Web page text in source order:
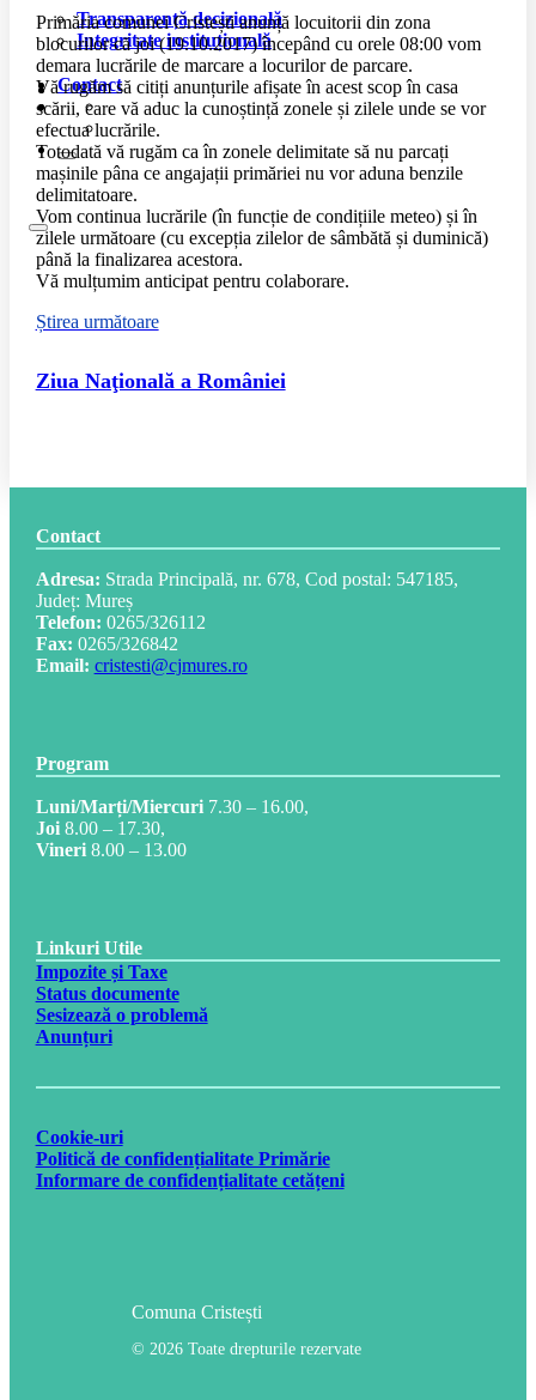
Transparență decizională
Integritate instituțională
Contact
Primăria comunei Cristești anunță locuitorii din zona
blocurilor că joi (19.10.2017) începând cu orele 08:00 vom
demara lucrările de marcare a locurilor de parcare.
Vă rugăm să citiți anunțurile afișate în acest scop în casa
scării, care vă aduc la cunoștință zonele și zilele unde se vor
efectua lucrările.
Totodată vă rugăm ca în zonele delimitate să nu parcați
mașinile pâna ce angajații primăriei nu vor aduna benzile
delimitatoare.
Vom continua lucrările (în funcție de condițiile meteo) și în
zilele următoare (cu excepția zilelor de sâmbătă și duminică)
până la finalizarea acestora.
Vă mulțumim anticipat pentru colaborare.
Știrea următoare
Ziua Naţională a României
Contact
Adresa: Strada Principală, nr. 678, Cod postal: 547185,
Județ: Mureș
Telefon: 0265/326112
Fax: 0265/326842
Email: cristesti@cjmures.ro
Program
Luni/Marți/Miercuri7.30 – 16.00,
Joi8.00 – 17.30,
Vineri8.00 – 13.00
Linkuri Utile
Impozite și Taxe
Status documente
Sesizează o problemă
Anunțuri
Comuna Cristești
© 2026 Toate drepturile rezervate
Cookie-uri
Politică de confidențialitate Primărie
Informare de confidențialitate cetățeni